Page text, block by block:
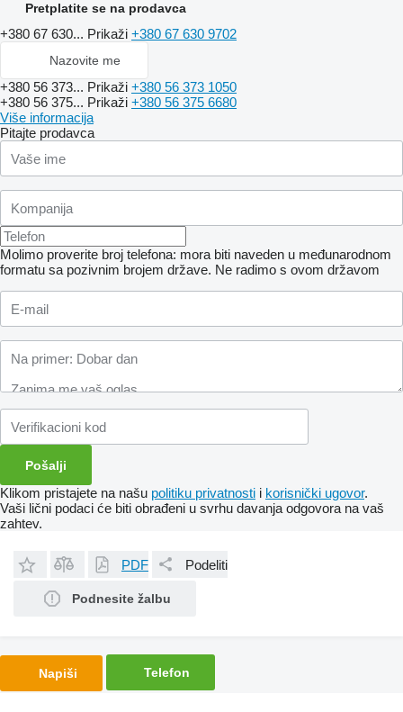
Pretplatite se na prodavca
+380 67 630... Prikaži +380 67 630 9702
Nazovite me
+380 56 373... Prikaži +380 56 373 1050
+380 56 375... Prikaži +380 56 375 6680
Više informacija
Pitajte prodavca
Molimo proverite broj telefona: mora biti naveden u međunarodnom
formatu sa pozivnim brojem države. Ne radimo s ovom državom
Klikom pristajete na našu politiku privatnosti i korisnički ugovor.
Vaši lični podaci će biti obrađeni u svrhu davanja odgovora na vaš
zahtev.
PDF Podeliti
Podnesite žalbu
Napiši Telefon